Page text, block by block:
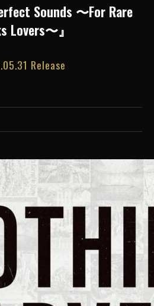
Sounds 〜For Rare
Lovers〜』
Release